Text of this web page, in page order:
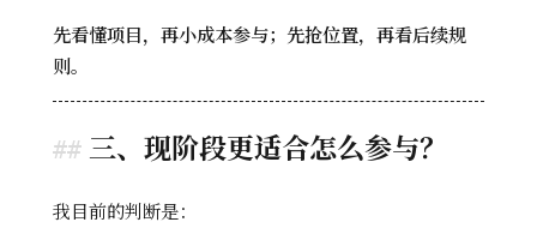
先看懂项目，再小成本参与；先抢位置，再看后续规
则。
三、现阶段更适合怎么参与？
我目前的判断是：